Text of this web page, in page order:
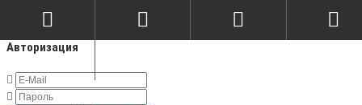
Авторизация